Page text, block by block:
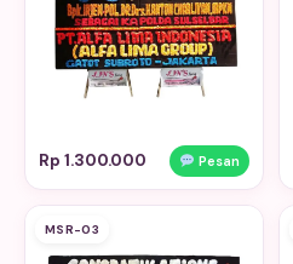
Rp 1.300.000 Pesan
MSR-03